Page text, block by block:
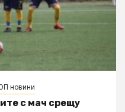
новини
с мач срещу